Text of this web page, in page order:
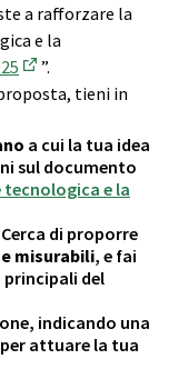
a rafforzare la
e la
(Collegamento
”.
tieni in
a cui la tua idea
sul documento
tecnologica e la
esterno)
di proporre
misurabili, e fai
del
indicando una
attuare la tua